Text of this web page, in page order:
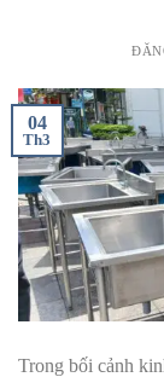
04
Th3
Trong bối cảnh